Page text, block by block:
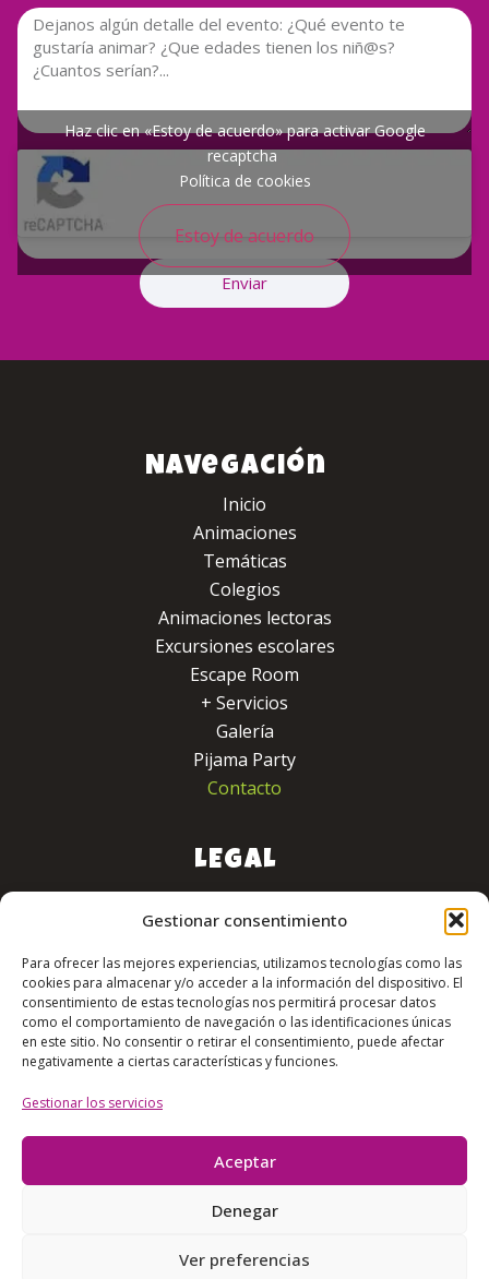
Gestionar consentimiento
Para ofrecer las mejores experiencias, utilizamos tecnologías como las
cookies para almacenar y/o acceder a la información del dispositivo. El
consentimiento de estas tecnologías nos permitirá procesar datos
como el comportamiento de navegación o las identificaciones únicas
en este sitio. No consentir o retirar el consentimiento, puede afectar
negativamente a ciertas características y funciones.
Gestionar los servicios
Aceptar
Denegar
Ver preferencias
Haz clic en «Estoy de acuerdo» para activar Google
recaptcha
Política de cookies
Estoy de acuerdo
Enviar
Navegación
Inicio
Animaciones
Temáticas
Colegios
Animaciones lectoras
Excursiones escolares
Escape Room
+ Servicios
Galería
Pijama Party
Contacto
LEGAL
Aviso legal
Política de privacidad
Política de cookies
Accesibilidad
Siguenos